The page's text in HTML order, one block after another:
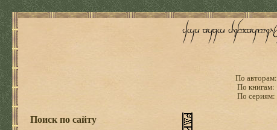
По авторам:
По книгам:
По сериям:
Поиск по сайту